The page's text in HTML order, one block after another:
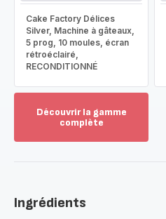
Cake Factory Délices
Silver, Machine à gâteaux,
5 prog, 10 moules, écran
rétroéclairé,
RECONDITIONNÉ
Découvrir la gamme
complète
gamme
Ingrédients